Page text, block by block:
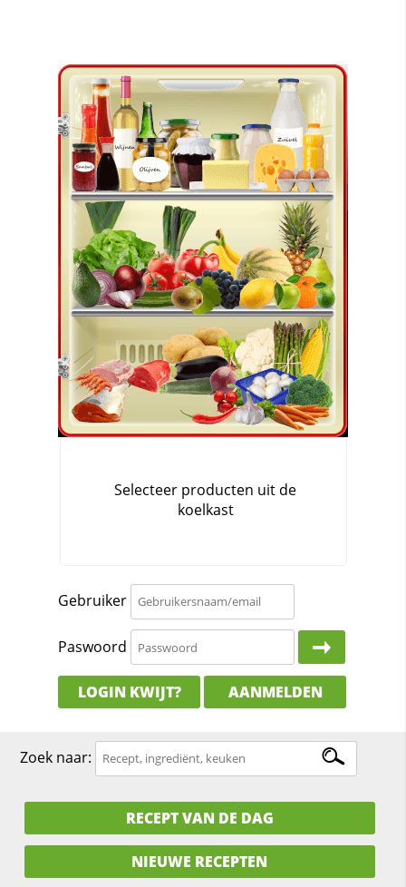
Gebruiker
Paswoord
LOGIN KWIJT? AANMELDEN
Zoek naar:
RECEPT VAN DE DAG
NIEUWE RECEPTEN